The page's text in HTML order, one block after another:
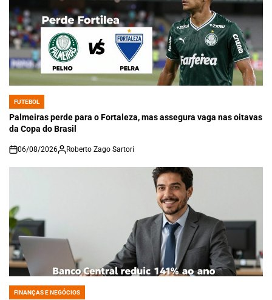
POSTED
IN
FUTEBOL
Palmeiras perde para o Fortaleza, mas assegura vaga nas oitavas
da Copa do Brasil
on
06/08/2026 Roberto Zago Sartori
POSTED
FINANÇAS E NEGÓCIOS